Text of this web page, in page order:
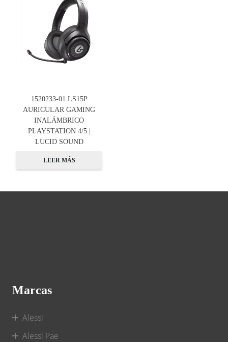
1520233-01 LS15P
AURICULAR GAMING
INALÁMBRICO
PLAYSTATION 4/5 |
LUCID SOUND
LEER MÁS
Marcas
Alessi
Alessi Pae